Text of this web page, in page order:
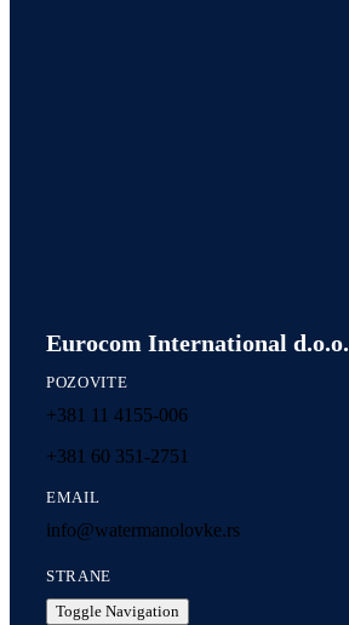
Eurocom International d.o.o.
POZOVITE
+381 11 4155-006
+381 60 351-2751
EMAIL
info@watermanolovke.rs
STRANE
Toggle Navigation